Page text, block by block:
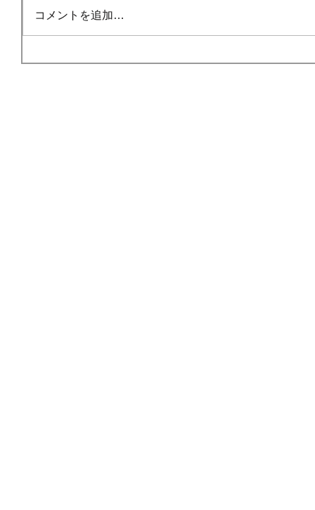
コメントを追加…